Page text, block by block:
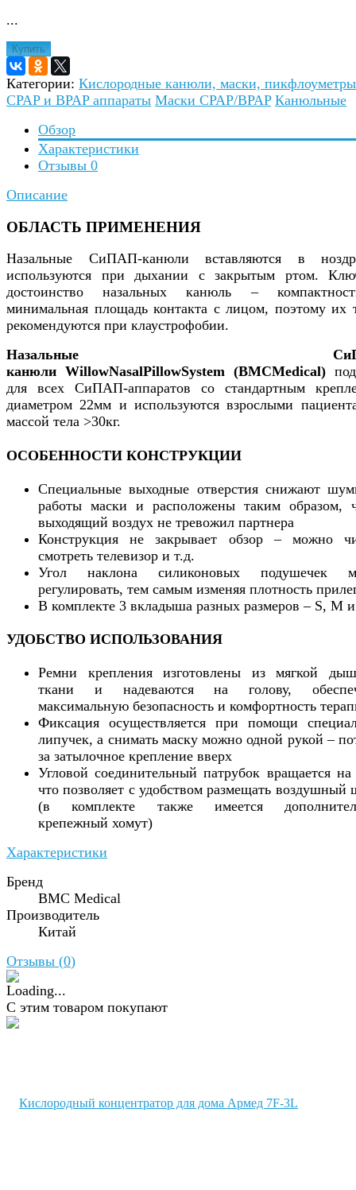
...
Купить
Категории: Кислородные канюли, маски, пикфлоуметры
CPAP и BPAP аппараты Маски CPAP/BPAP Канюльные
Обзор
Характеристики
Отзывы 0
Описание
ОБЛАСТЬ ПРИМЕНЕНИЯ
Назальные СиПАП-канюли вставляются в
используются при дыхании с закрытым ртом.
достоинство назальных канюль –
минимальная площадь контакта с лицом, поэтому их
рекомендуются при клаустрофобии.
Назальные
канюли WillowNasalPillowSystem (BMCMedical)
для всех СиПАП-аппаратов со стандартным
диаметром 22мм и используются взрослыми
массой тела >30кг.
ОСОБЕННОСТИ КОНСТРУКЦИИ
Специальные выходные отверстия снижают
работы маски и расположены таким образом,
выходящий воздух не тревожил партнера
Конструкция не закрывает обзор – можно
смотреть телевизор и т.д.
Угол наклона силиконовых подушечек
регулировать, тем самым изменяя плотность
В комплекте 3 вкладыша разных размеров – S, M
УДОБСТВО ИСПОЛЬЗОВАНИЯ
Ремни крепления изготовлены из мягкой
ткани и надеваются на голову,
максимальную безопасность и комфортность
Фиксация осуществляется при помощи
липучек, а снимать маску можно одной рукой –
за затылочное крепление вверх
Угловой соединительный патрубок вращается на
что позволяет с удобством размещать воздушный
(в комплекте также имеется
крепежный хомут)
Характеристики
Бренд
BMC Medical
Производитель
Китай
Отзывы (0)
С этим товаром покупают